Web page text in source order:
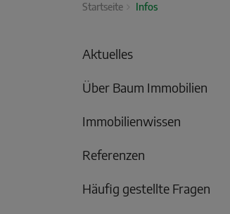
Startseite Infos
Aktuelles
Über Baum Immobilien
Immobilienwissen
Referenzen
Häufig gestellte Fragen